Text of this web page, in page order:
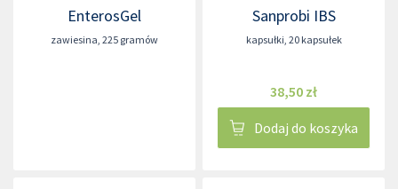
EnterosGel
zawiesina 225 gramów
Sanprobi IBS
kapsułki 20 kapsułek
38,50 zł
Dodaj do koszyka